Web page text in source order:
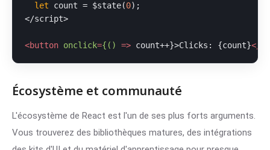
let count = $state(0);
</script>
<button onclick={() => count++}>Clicks: {count}</
Écosystème et communauté
L'écosystème de React est l'un de ses plus forts arguments.
Vous trouverez des bibliothèques matures, des intégrations